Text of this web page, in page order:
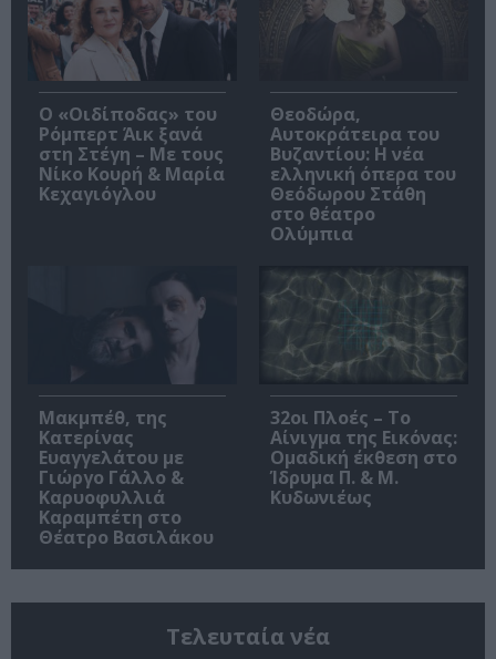
O «Οιδίποδας» του
Ρόμπερτ Άικ ξανά
στη Στέγη – Με τους
Νίκο Κουρή & Μαρία
Κεχαγιόγλου
Θεοδώρα,
Αυτοκράτειρα του
Βυζαντίου: Η νέα
ελληνική όπερα του
Θεόδωρου Στάθη
στο θέατρο
Ολύμπια
Μακμπέθ, της
Κατερίνας
Ευαγγελάτου με
Γιώργο Γάλλο &
Καρυοφυλλιά
Καραμπέτη στο
Θέατρο Βασιλάκου
32οι Πλοές – Το
Αίνιγμα της Εικόνας:
Ομαδική έκθεση στο
Ίδρυμα Π. & Μ.
Κυδωνιέως
Τελευταία νέα